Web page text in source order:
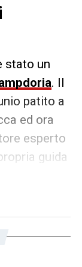
stato un
. Il
patito a
ed ora
esperto
guida
gare di
sia da
gia’